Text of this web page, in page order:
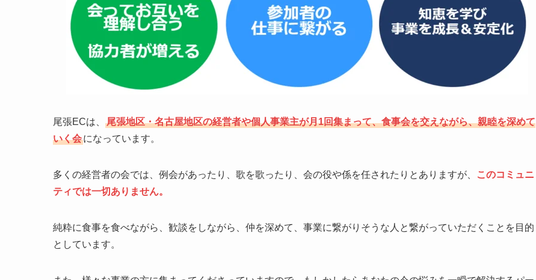
尾張ECは、
尾張地区・名古屋地区の経営者や個人事業主が月1回集まって、食事会を交えながら、親睦を深めて
いく会になっています。
多くの経営者の会では、例会があったり、歌を歌ったり、会の役や係を任されたりとありますが、
このコミュニ
ティでは一切ありません。
純粋に食事を食べながら、歓談をしながら、仲を深めて、事業に繋がりそうな人と繋がっていただくことを目的
としています。